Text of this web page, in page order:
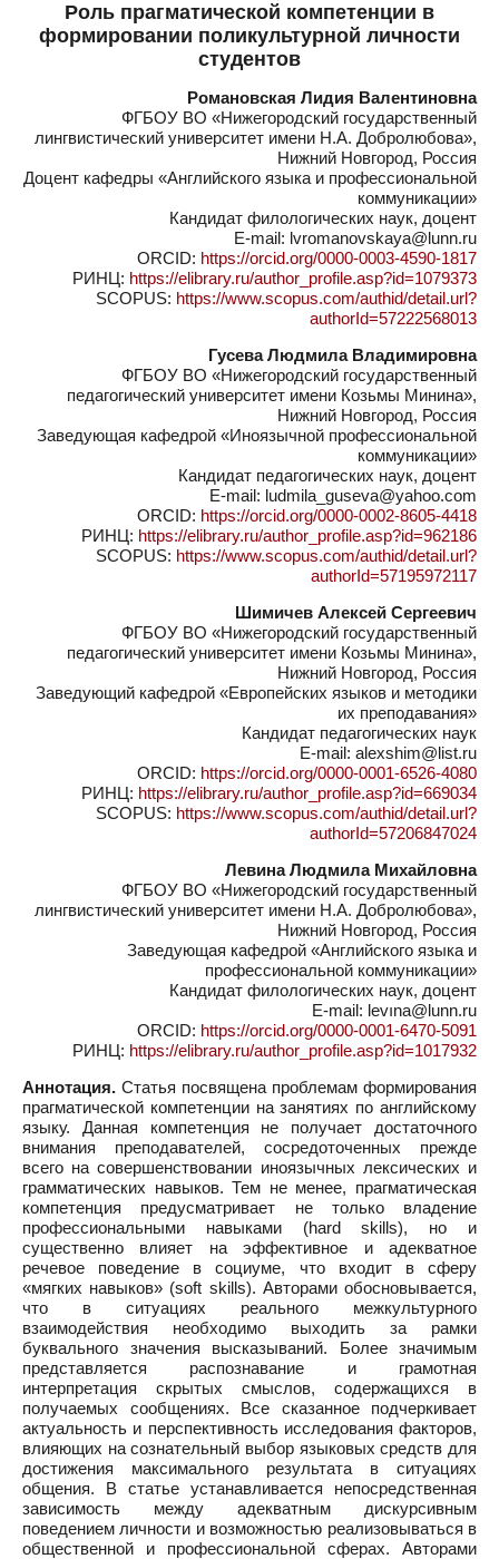
Роль прагматической компетенции в
формировании поликультурной личности
студентов
Романовская Лидия Валентиновна
ФГБОУ ВО «Нижегородский государственный
лингвистический университет имени Н.А. Добролюбова»,
Нижний Новгород, Россия
Доцент кафедры «Английского языка и профессиональной
коммуникации»
Кандидат филологических наук, доцент
E-mail: lvromanovskaya@lunn.ru
ORCID: https://orcid.org/0000-0003-4590-1817
РИНЦ: https://elibrary.ru/author_profile.asp?id=1079373
SCOPUS: https://www.scopus.com/authid/detail.url?
authorId=57222568013
Гусева Людмила Владимировна
ФГБОУ ВО «Нижегородский государственный
педагогический университет имени Козьмы Минина»,
Нижний Новгород, Россия
Заведующая кафедрой «Иноязычной профессиональной
коммуникации»
Кандидат педагогических наук, доцент
E-mail: ludmila_guseva@yahoo.com
ORCID: https://orcid.org/0000-0002-8605-4418
РИНЦ: https://elibrary.ru/author_profile.asp?id=962186
SCOPUS: https://www.scopus.com/authid/detail.url?
authorId=57195972117
Шимичев Алексей Сергеевич
ФГБОУ ВО «Нижегородский государственный
педагогический университет имени Козьмы Минина»,
Нижний Новгород, Россия
Заведующий кафедрой «Европейских языков и методики
их преподавания»
Кандидат педагогических наук
E-mail: alexshim@list.ru
ORCID: https://orcid.org/0000-0001-6526-4080
РИНЦ: https://elibrary.ru/author_profile.asp?id=669034
SCOPUS: https://www.scopus.com/authid/detail.url?
authorId=57206847024
Левина Людмила Михайловна
ФГБОУ ВО «Нижегородский государственный
лингвистический университет имени Н.А. Добролюбова»,
Нижний Новгород, Россия
Заведующая кафедрой «Английского языка и
профессиональной коммуникации»
Кандидат филологических наук, доцент
E-mail: levına@lunn.ru
ORCID: https://orcid.org/0000-0001-6470-5091
РИНЦ: https://elibrary.ru/author_profile.asp?id=1017932
Аннотация. Статья посвящена проблемам формирования
прагматической компетенции на занятиях по английскому
языку. Данная компетенция не получает достаточного
внимания преподавателей, сосредоточенных прежде
всего на совершенствовании иноязычных лексических и
грамматических навыков. Тем не менее, прагматическая
компетенция предусматривает не только владение
профессиональными навыками (hard skills), но и
существенно влияет на эффективное и адекватное
речевое поведение в социуме, что входит в сферу
«мягких навыков» (soft skills). Авторами обосновывается,
что в ситуациях реального межкультурного
взаимодействия необходимо выходить за рамки
буквального значения высказываний. Более значимым
представляется распознавание и грамотная
интерпретация скрытых смыслов, содержащихся в
получаемых сообщениях. Все сказанное подчеркивает
актуальность и перспективность исследования факторов,
влияющих на сознательный выбор языковых средств для
достижения максимального результата в ситуациях
общения. В статье устанавливается непосредственная
зависимость между адекватным дискурсивным
поведением личности и возможностью реализовываться в
общественной и профессиональной сферах. Авторами